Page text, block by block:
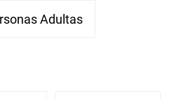
Adultas